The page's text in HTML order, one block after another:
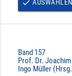
done AUSWÄHLEN
Band 157
Prof. Dr.
Ingo Müller